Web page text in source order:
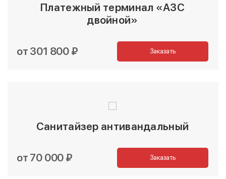
Платежный терминал «АЗС
двойной»
от 301 800 ₽ Заказать
Санитайзер антивандальный
от 70 000 ₽ Заказать